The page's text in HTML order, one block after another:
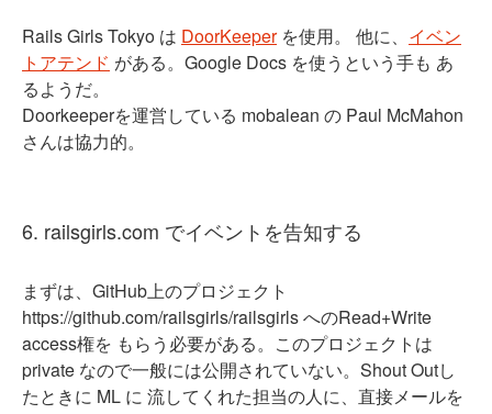
Rails Girls Tokyo は DoorKeeperを使用。 他に、 イベン
トアテンド がある。Google Docs を使うという手も あ
るようだ。
Doorkeeperを運営している mobalean の Paul McMahon
さんは協力的。
6. railsgirls.com でイベントを告知する
まずは、GitHub上のプロジェクト
https://github.com/railsgirls/railsgirls へのRead+Write
access権を もらう必要がある。このプロジェクトは
private なので一般には公開されていない。Shout Outし
たときに ML に 流してくれた担当の人に、直接メールを